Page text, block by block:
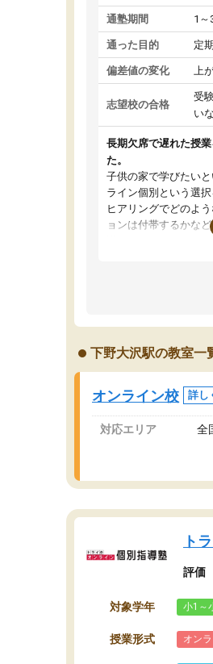
通塾期間 1～
通った目的 定
偏差値の変化 上
志望校の合格
受
い
長期欠席で遅れた授
た。
子供の家で学びたい
ライン個別という選択
ヒアリングでどのよ
ョンは付帯するかな
講師とのマッチング
グを行い、その講師
オンラインツールを
り宿題もそちらで出
2ヶ月で担当講師の方
講師変更の申し出があ
更だった為、塾に通
遅れも取り戻せ、授業
下野大沢駅の教室一
オンライン校 詳し
対応エリア 全
ト
評価
対象学年 小1～
授業形式 オン